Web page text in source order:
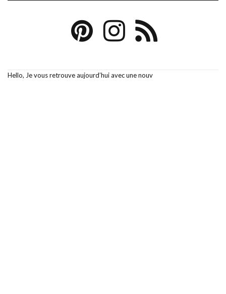
Hello, Je vous retrouve aujourd’hui avec une nouv